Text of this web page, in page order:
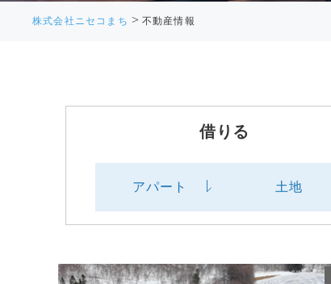
株式会社ニセコまち > 不動産情報
借りる
アパート 土地